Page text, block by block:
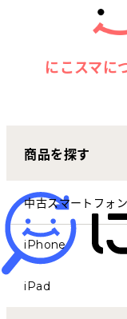
サポートセン
お客さまの声
にこスマ通信
マイページ
にこスマに
商品を探す
中古スマートフォン
iPhone
iPad